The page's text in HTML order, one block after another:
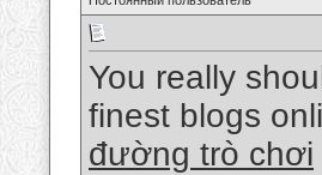
You really
finest blogs
đường trò chơi